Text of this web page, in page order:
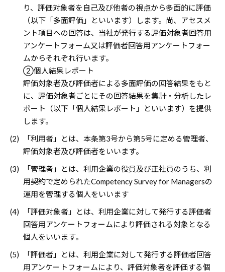
り、評価対象者を自己及び他者の視点から多面的に評価
（以下「多面評価」といいます）します。尚、アセスメ
ント項目への回答は、当社が発行する評価対象者回答用
アンケートフォーム又は評価者回答用アンケートフォー
ムからそれぞれ行います。
②個人結果レポート
評価対象者及び評価者による多面評価の回答結果をもと
に、評価対象者ごとにその回答結果を集計・分析したレ
ポート（以下「個人結果レポート」といいます）を提供
します。
(2)
「利用者」とは、本条第3号から第5号に定める管理者、
評価対象者及び評価者をいいます。
(3)
「管理者」とは、利用企業の役員及び正社員のうち、利
用契約で定められたCompetency Survey for Managersの
運用を管理する個人をいいます
(4)
「評価対象者」とは、利用企業に対して発行する評価者
回答用アンケートフォームにより評価される対象となる
個人をいいます。
(5)
「評価者」とは、利用企業に対して発行する評価者回答
用アンケートフォームにより、評価対象者を評価する個